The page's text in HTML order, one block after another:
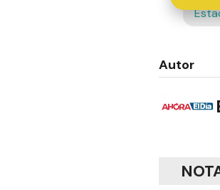
Autor